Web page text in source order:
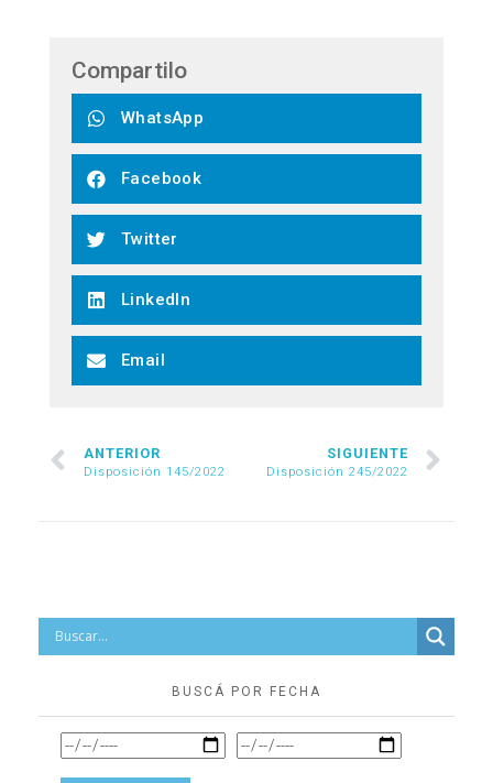
Compartilo
WhatsApp
Facebook
Twitter
LinkedIn
Email
ANTERIOR
Disposición 145/2022
SIGUIENTE
Disposición 245/2022
BUSCÁ POR FECHA